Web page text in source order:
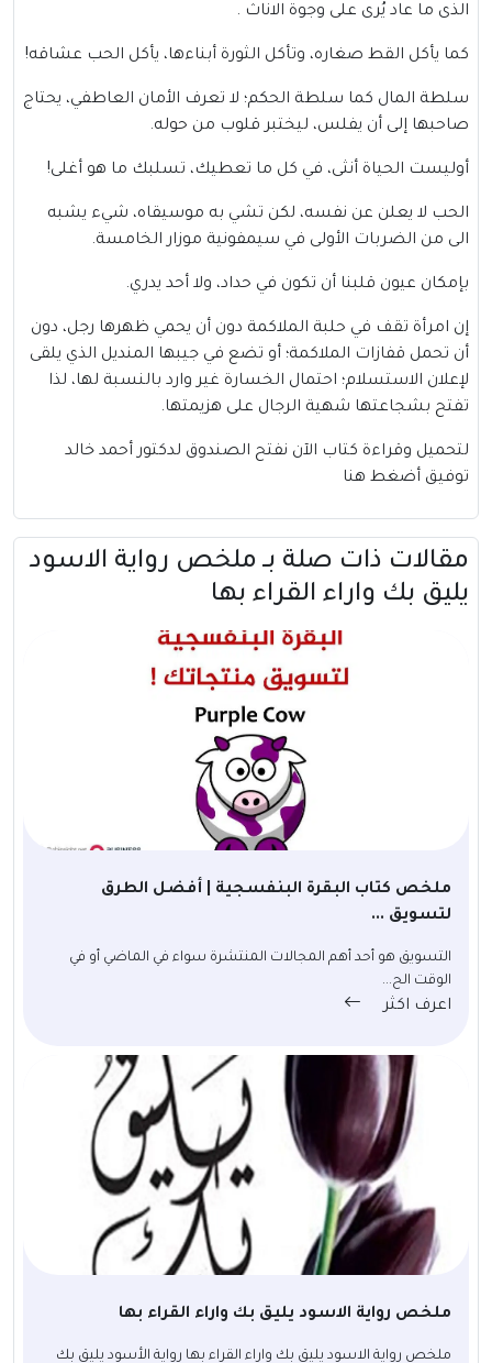
الذى ما عاد يُرى على وجوة الاناث .
كما يأكل القط صغاره، وتأكل الثورة أبناءها، يأكل الحب عشاقه!
سلطة المال كما سلطة الحكم؛ لا تعرف الأمان العاطفي، يحتاج
صاحبها إلى أن يفلس، ليختبر قلوب من حوله.
أوليست الحياة أنثى، في كل ما تعطيك، تسلبك ما هو أغلى!
الحب لا يعلن عن نفسه، لكن تشي به موسيقاه، شيء يشبه
الى من الضربات الأولى في سيمفونية موزار الخامسة.
بإمكان عيون قلبنا أن تكون في حداد، ولا أحد يدري.
إن امرأة تقف في حلبة الملاكمة دون أن يحمي ظهرها رجل، دون
أن تحمل قفازات الملاكمة؛ أو تضع في جيبها المنديل الذي يلقى
لإعلان الاستسلام؛ احتمال الخسارة غير وارد بالنسبة لها، لذا
تفتح بشجاعتها شهية الرجال على هزيمتها.
لتحميل وقراءة كتاب الآن نفتح الصندوق لدكتور أحمد خالد
توفيق أضغط هنا
مقالات ذات صلة بــ ملخص رواية الاسود
يليق بك واراء القراء بها
ملخص كتاب البقرة البنفسجية | أفضل الطرق
لتسويق ...
التسويق هو أحد أهم المجالات المنتشرة سواء في الماضي أو في
الوقت الح...
اعرف اكثر
ملخص رواية الاسود يليق بك واراء القراء بها
ملخص رواية الاسود يليق بك واراء القراء بها رواية الأسود يليق بك